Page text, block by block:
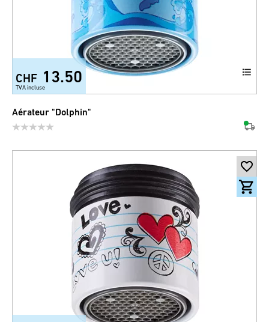
CHF 13.50
TVA incluse
Aérateur "Dolphin"